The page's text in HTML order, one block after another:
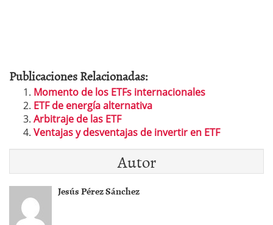
Publicaciones Relacionadas:
Momento de los ETFs internacionales
ETF de energía alternativa
Arbitraje de las ETF
Ventajas y desventajas de invertir en ETF
Autor
Jesús Pérez Sánchez